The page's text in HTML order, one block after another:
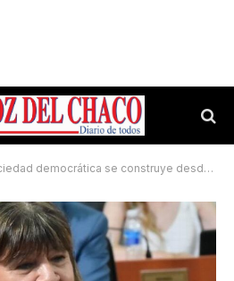
se construye desde la diversidad ideológica»